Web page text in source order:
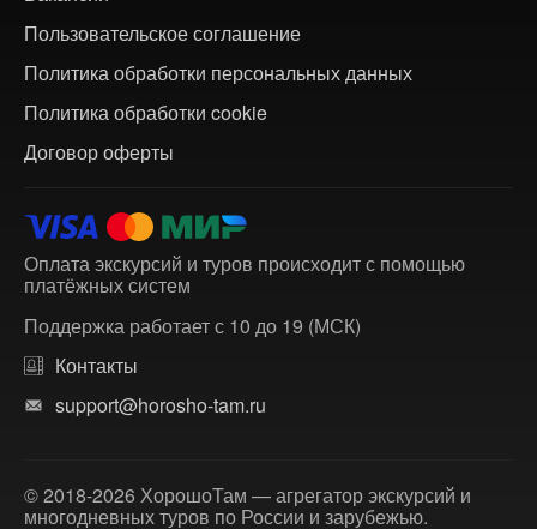
Пользовательское соглашение
Политика обработки персональных данных
Политика обработки cookie
Договор оферты
Оплата экскурсий и туров происходит с помощью
платёжных систем
Поддержка работает с 10 до 19 (МСК)
Контакты
support@horosho-tam.ru
© 2018-2026 ХорошоТам — агрегатор экскурсий и
многодневных туров по России и зарубежью.